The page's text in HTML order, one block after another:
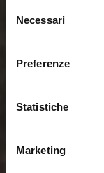
delNecessari
Preferenze
Statistiche
Marketing